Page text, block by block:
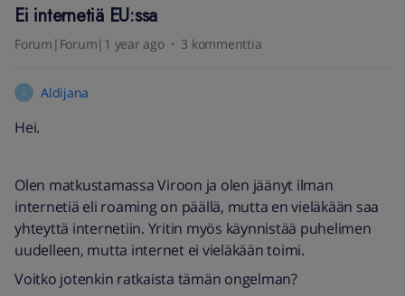
Ei internetiä EU:ssa
Forum|Forum|1 year ago 3 kommenttia
A Aldijana
Hei.
Olen matkustamassa Viroon ja olen jäänyt ilman
internetiä eli roaming on päällä, mutta en vieläkään saa
yhteyttä internetiin. Yritin myös käynnistää puhelimen
uudelleen, mutta internet ei vieläkään toimi.
Voitko jotenkin ratkaista tämän ongelman?